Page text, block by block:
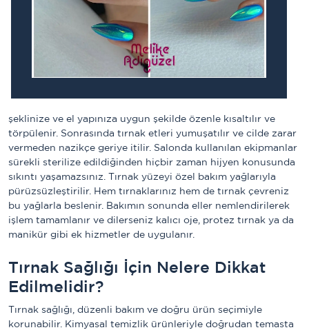
şeklinize ve el yapınıza uygun şekilde özenle kısaltılır ve
törpülenir. Sonrasında tırnak etleri yumuşatılır ve cilde zarar
vermeden nazikçe geriye itilir. Salonda kullanılan ekipmanlar
sürekli sterilize edildiğinden hiçbir zaman hijyen konusunda
sıkıntı yaşamazsınız. Tırnak yüzeyi özel bakım yağlarıyla
pürüzsüzleştirilir. Hem tırnaklarınız hem de tırnak çevreniz
bu yağlarla beslenir. Bakımın sonunda eller nemlendirilerek
işlem tamamlanır ve dilerseniz kalıcı oje, protez tırnak ya da
manikür gibi ek hizmetler de uygulanır.
Tırnak Sağlığı İçin Nelere Dikkat
Edilmelidir?
Tırnak sağlığı, düzenli bakım ve doğru ürün seçimiyle
korunabilir. Kimyasal temizlik ürünleriyle doğrudan temasta